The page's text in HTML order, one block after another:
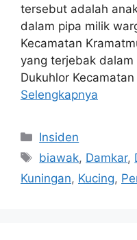
tersebut adalah
dalam pipa milik
Kecamatan
yang terjebak
Dukuhlor
Selengkapnya
Kategori
Insiden
Tag
biawak, Damkar,
Kuningan, Kucing,